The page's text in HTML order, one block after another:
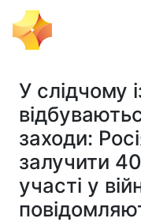
У слідчому
заходи:
залучити
участі у